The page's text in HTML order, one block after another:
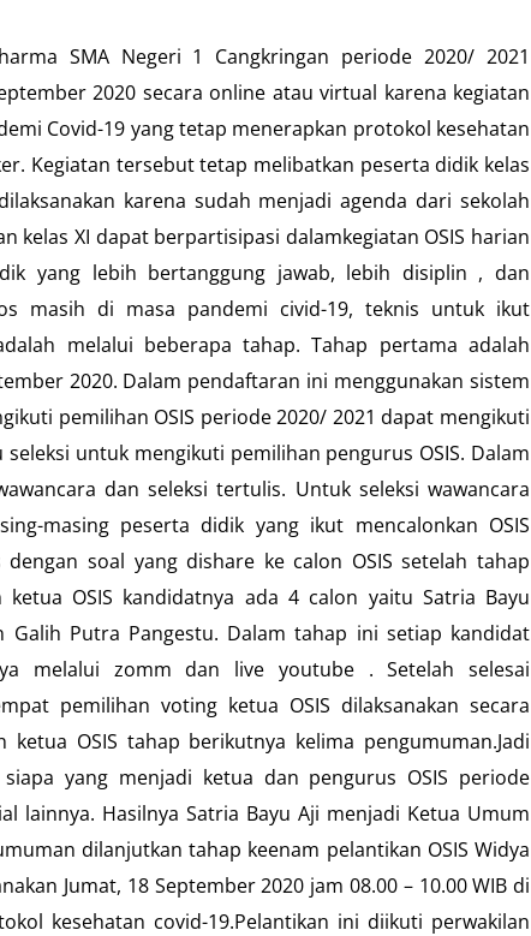
SMA Negeri 1 Cangkringan periode 2020/ 2021
2020 secara online atau virtual karena kegiatan
Covid-19 yang tetap menerapkan protokol kesehatan
Kegiatan tersebut tetap melibatkan peserta didik kelas
karena sudah menjadi agenda dari sekolah
kelas XI dapat berpartisipasi dalamkegiatan OSIS harian
yang lebih bertanggung jawab, lebih disiplin , dan
masih di masa pandemi civid-19, teknis untuk ikut
melalui beberapa tahap. Tahap pertama adalah
2020. Dalam pendaftaran ini menggunakan sistem
pemilihan OSIS periode 2020/ 2021 dapat mengikuti
untuk mengikuti pemilihan pengurus OSIS. Dalam
dan seleksi tertulis. Untuk seleksi wawancara
masing peserta didik yang ikut mencalonkan OSIS
soal yang dishare ke calon OSIS setelah tahap
OSIS kandidatnya ada 4 calon yaitu Satria Bayu
Galih Putra Pangestu. Dalam tahap ini setiap kandidat
melalui zomm dan live youtube . Setelah selesai
pemilihan voting ketua OSIS dilaksanakan secara
OSIS tahap berikutnya kelima pengumuman.Jadi
yang menjadi ketua dan pengurus OSIS periode
lainnya. Hasilnya Satria Bayu Aji menjadi Ketua Umum
dilanjutkan tahap keenam pelantikan OSIS Widya
Jumat, 18 September 2020 jam 08.00 – 10.00 WIB di
kesehatan covid-19.Pelantikan ini diikuti perwakilan